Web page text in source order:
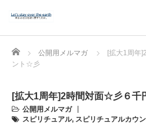
Home 公開用メルマガ
[拡大1周年
ント☆彡
[拡大1周年]2時間対面☆彡６
公開用メルマガ
スピリチュアル, スピリチュアルカウ